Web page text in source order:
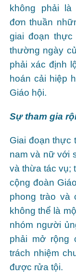
không phải
đơn thuần
giai đoạn
thường ngày
phải xác định
hoán cải hiệp
Giáo hội.
Sự tham gia
Giai đoạn thực
nam và nữ với
và thừa tác vụ;
cộng đoàn
phong trào và
không thể là
nhóm người
phải mở rộng
trách nhiệm
được rửa tội.